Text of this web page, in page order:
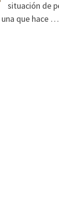
situación de
que hace …